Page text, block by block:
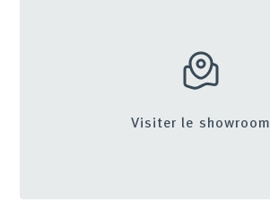
Visiter le showroom